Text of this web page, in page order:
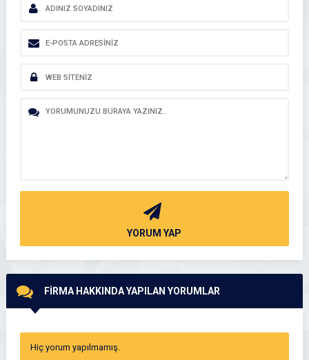
YORUM YAP
FİRMA HAKKINDA YAPILAN YORUMLAR
Hiç yorum yapılmamış.